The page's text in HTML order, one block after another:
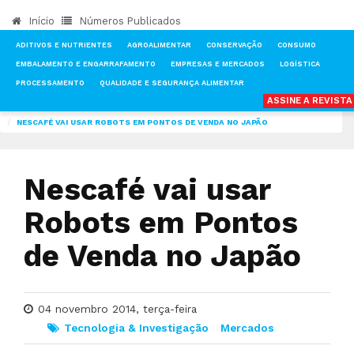
Início Números Publicados
ADITIVOS E NUTRIENTES AGROALIMENTAR CONSERVAÇÃO CONSUMO
EMBALAMENTO E ENGARRAFAMENTO EMPRESAS E MERCADOS LOGÍSTICA
PROCESSAMENTO QUALIDADE E SEGURANÇA ALIMENTAR
ASSINE A REVISTA
NESCAFÉ VAI USAR ROBOTS EM PONTOS DE VENDA NO JAPÃO
Nescafé vai usar
Robots em Pontos
de Venda no Japão
04 novembro 2014, terça-feira
Tecnologia & Investigação
Mercados